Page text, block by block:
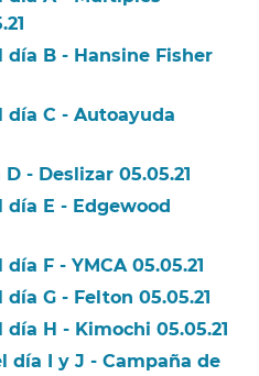
B - Hansine Fisher
C - Autoayuda
- Deslizar 05.05.21​​
E - Edgewood
F - YMCA 05.05.21​​
G - Felton 05.05.21​​
H - Kimochi 05.05.21​​
día I y J - Campaña de